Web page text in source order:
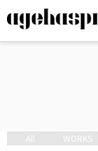
All WORKS